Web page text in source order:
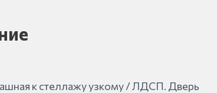
к стеллажу узкому / ЛДСП. Дверь